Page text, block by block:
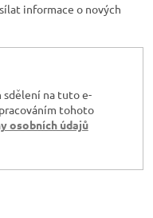
informace o nových
sdělení na tuto e-
tohoto
osobních údajů